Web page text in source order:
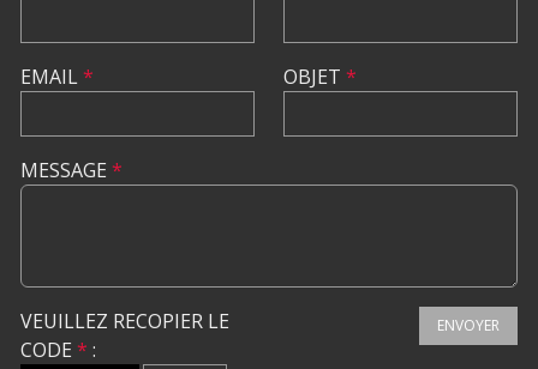
EMAIL* OBJET *
MESSAGE *
VEUILLEZ RECOPIER LE
CODE * :
ENVOYER